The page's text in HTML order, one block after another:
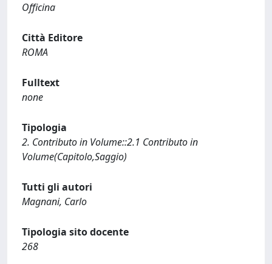
Officina
Città Editore
ROMA
Fulltext
none
Tipologia
2. Contributo in Volume::2.1 Contributo in
Volume(Capitolo,Saggio)
Tutti gli autori
Magnani, Carlo
Tipologia sito docente
268